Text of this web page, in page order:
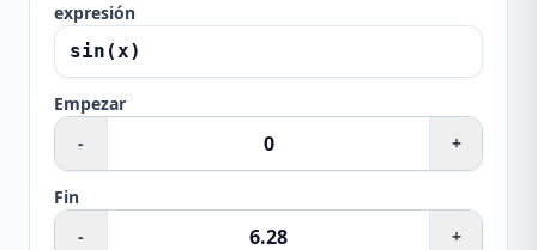
expresión
Empezar
-
+
Fin
-
+